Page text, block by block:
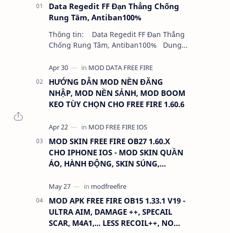
Data Regedit FF Đạn Thẳng Chống
Rung Tâm, Antiban100%
Thông tin: Data Regedit FF Đạn Thẳng
Chống Rung Tâm, Antiban100% Dung
KHÔNG BAND ID - KHÔNG GHIM…
HƯỚNG DẪN MOD NỀN ĐĂNG
NHẬP, MOD NỀN SẢNH, MOD BOOM
KEO TÙY CHỌN CHO FREE FIRE 1.60.6
MOD SKIN FREE FIRE OB27 1.60.X
CHO IPHONE IOS - MOD SKIN QUẦN
ÁO, HÀNH ĐỘNG, SKIN SÚNG,
MOD APK FREE FIRE OB15 1.33.1 V19 -
ULTRA AIM, DAMAGE ++, SPECAIL
SCAR, M4A1,... LESS RECOIL++, NO